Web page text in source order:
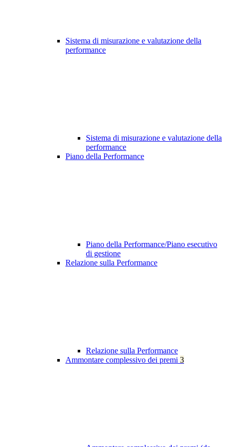
Sistema di misurazione e valutazione della
performance
Sistema di misurazione e valutazione della
performance
Piano della Performance
Piano della Performance/Piano esecutivo
di gestione
Relazione sulla Performance
Relazione sulla Performance
Ammontare complessivo dei premi 3